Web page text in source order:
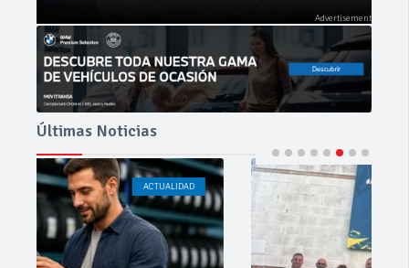
Últimas Noticias
ACTUALIDAD CÁDIZ